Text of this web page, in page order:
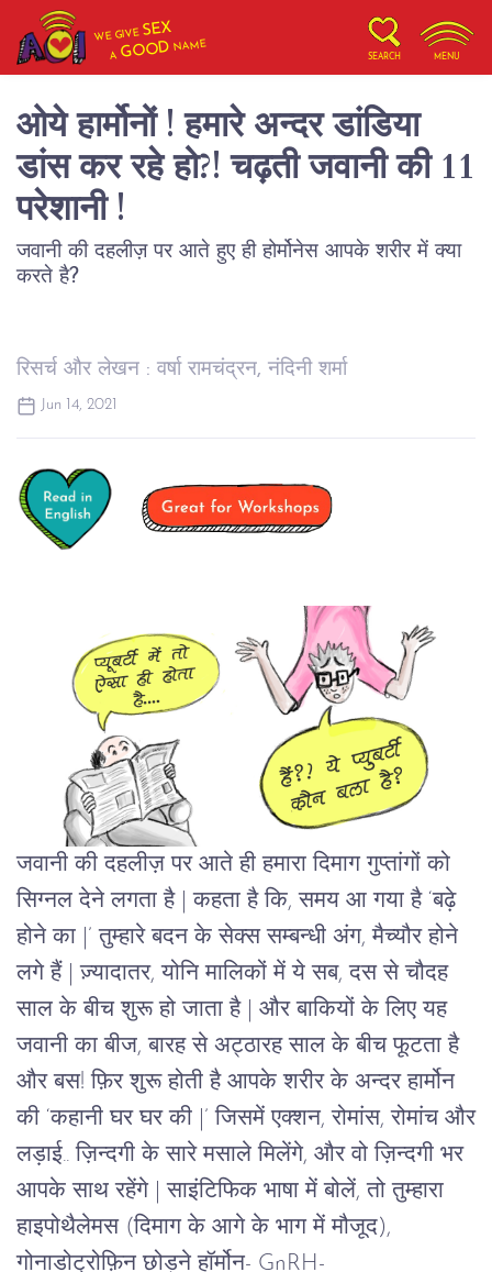
WE GIVESEX
AGOOD NAME
SEARCH MENU
ओये हार्मोनों ! हमारे अन्दर डांडिया
डांस कर रहे हो?! चढ़ती जवानी की 11
परेशानी !
जवानी की दहलीज़ पर आते हुए ही होर्मोनेस आपके शरीर में क्या
करते है?
रिसर्च और लेखन : वर्षा रामचंद्रन, नंदिनी शर्मा
Jun 14, 2021
जवानी की दहलीज़ पर आते ही हमारा दिमाग गुप्तांगों को
सिग्नल देने लगता है | कहता है कि, समय आ गया है ‘बढ़े
होने का |’ तुम्हारे बदन के सेक्स सम्बन्धी अंग, मैच्यौर होने
लगे हैं | ज़्यादातर, योनि मालिकों में ये सब, दस से चौदह
साल के बीच शुरू हो जाता है | और बाकियों के लिए यह
जवानी का बीज, बारह से अट्ठारह साल के बीच फूटता है
और बस! फ़िर शुरू होती है आपके शरीर के अन्दर हार्मोन
की ‘कहानी घर घर की |’ जिसमें एक्शन, रोमांस, रोमांच और
लड़ाई.. ज़िन्दगी के सारे मसाले मिलेंगे, और वो ज़िन्दगी भर
आपके साथ रहेंगे |
साइंटिफिक भाषा में बोलें, तो तुम्हारा
हाइपोथैलेमस (दिमाग के आगे के भाग में मौजूद),
गोनाडोट्रोफ़िन छोड़ने हॉर्मोन- GnRH-